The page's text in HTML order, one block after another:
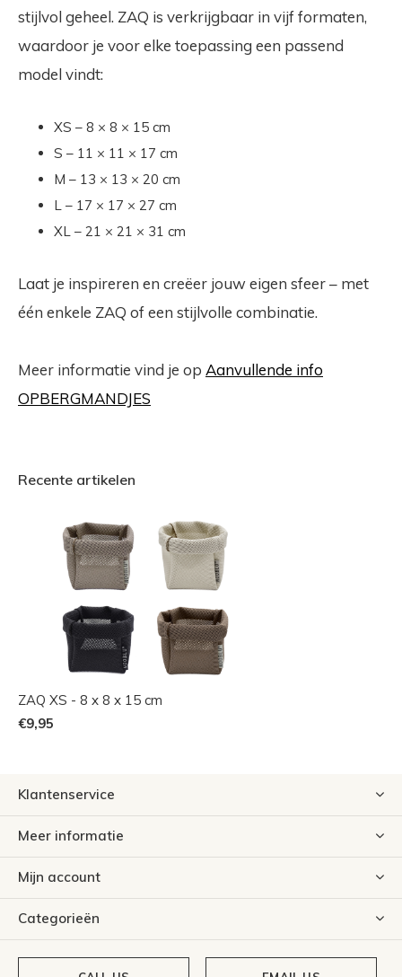
stijlvol geheel. ZAQ is verkrijgbaar in vijf formaten,
waardoor je voor elke toepassing een passend
model vindt:
XS – 8 × 8 × 15 cm
S – 11 × 11 × 17 cm
M – 13 × 13 × 20 cm
L – 17 × 17 × 27 cm
XL – 21 × 21 × 31 cm
Laat je inspireren en creëer jouw eigen sfeer – met
één enkele ZAQ of een stijlvolle combinatie.
Meer informatie vind je op Aanvullende info
OPBERGMANDJES
Recente artikelen
ZAQ XS - 8 x 8 x 15 cm
€9,95
Klantenservice
Meer informatie
Mijn account
Categorieën